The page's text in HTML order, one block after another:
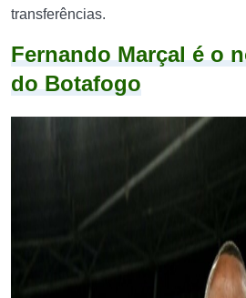
transferências.
Fernando Marçal é o
do Botafogo